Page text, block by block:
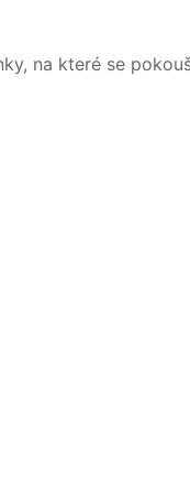
na které se